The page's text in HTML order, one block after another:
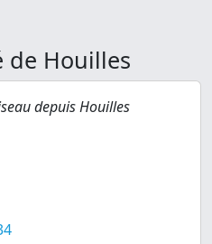
de Houilles
depuis Houilles